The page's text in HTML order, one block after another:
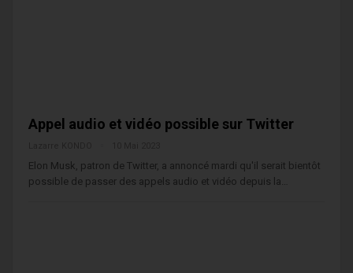
Appel audio et vidéo possible sur Twitter
Elon Musk, patron de Twitter, a annoncé mardi qu'il serait bientôt
possible de passer des appels audio et vidéo depuis la…